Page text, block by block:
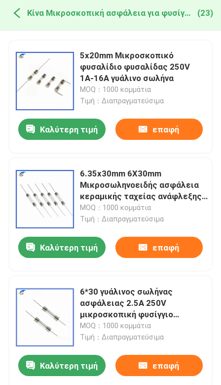
Κίνα Μικροσκοπική ασφάλεια για φυσίγγια (23)
5x20mm Μικροσκοπικό
φυσαλίδιο φυσαλίδας 250V
1A-16A γυάλινο σωλήνα
MOQ：1000 κομμάτια
Τιμή：Διαπραγματεύσιμα
Καλύτερη τιμή επαφή
6.35x30mm 6X30mm
Μικροσωληνοειδής ασφάλεια
κεραμικής ταχείας ανάφλεξης
F10A/12A/15A/20A/25A/30A250V
Pin Double Cap
MOQ：1000 κομμάτια
Τιμή：Διαπραγματεύσιμα
Καλύτερη τιμή επαφή
6*30 γυάλινος σωλήνας
ασφάλειας 2.5A 250V
μικροσκοπική φυσίγγιο
ασφάλειας γρήγορη ανάφλεξη
500mA έως 30A L250V
MOQ：1000 κομμάτια
Τιμή：Διαπραγματεύσιμα
Καλύτερη τιμή επαφή